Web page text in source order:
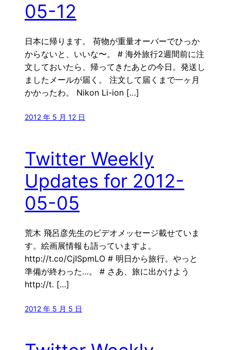
05-12
日本に帰ります。 荷物が重量オーバーでひっか
からないと、いいな〜。 # 海外旅行2週間前に注
文しておいたら、帰ってきたあとの今日。発送し
ましたメールが届く。 注文して届くまで一ヶ月
かかったわ。 Nikon Li-ion […]
2012 年 5 月 12 日
Twitter Weekly
Updates for 2012-
05-05
荒木 飛呂彦先生のビデオメッセージ載せていま
す。絵画展情報も語っていますよ。
http://t.co/CjISpmLO # 明日から旅行。やっと
準備が終わった…。 # さあ、旅に出かけよう
http://t. […]
2012 年 5 月 5 日